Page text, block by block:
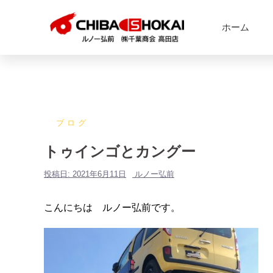
ホーム
ブログ
トゥインゴとカングー
投稿日: 2021年6月11日 ルノー弘前
こんにちは ルノー弘前です。